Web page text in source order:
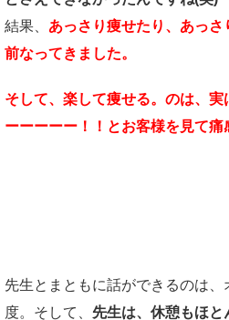
結果、 あっさり痩せたり、あっ
前なってきました。
そして、楽して痩せる。のは、
ーーーーー！！とお客様を見て痛
先生とまともに話ができるのは
度。そして、 先生は、休憩もほ